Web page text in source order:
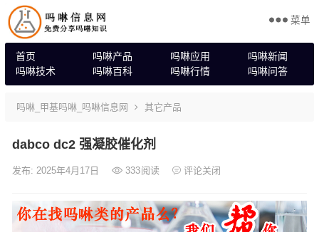
首页 吗啉产品 吗啉应用
吗啉新闻
吗啉技术
吗啉百科 吗啉行情 吗啉问答
菜单
吗啉_甲基吗啉_吗啉信息网 其它产品
dabco dc2 强凝胶催化剂
发布: 2025年4月17日 333阅读 评论关闭